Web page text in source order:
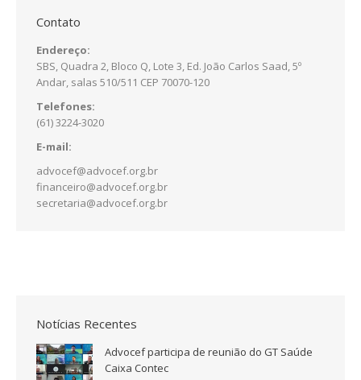
Contato
Endereço:
SBS, Quadra 2, Bloco Q, Lote 3, Ed. João Carlos Saad, 5º
Andar, salas 510/511 CEP 70070-120
Telefones:
(61) 3224-3020
E-mail:
advocef@advocef.org.br
financeiro@advocef.org.br
secretaria@advocef.org.br
Notícias Recentes
Advocef participa de reunião do GT Saúde
Caixa Contec